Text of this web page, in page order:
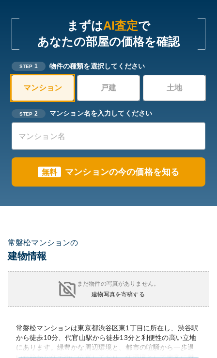
まずはAI査定で
あなたの部屋の価格を確認
STEP 1 物件の種類を選択してください
マンション 戸建 土地
STEP 2 マンション名を入力してください
無料 マンションの今の価格を知る
常磐松マンションの
建物情報
まだ物件の写真がありません。
建物写真を寄稿する
常磐松マンションは東京都渋谷区東1丁目に所在し、渋谷駅
から徒歩10分、代官山駅から徒歩13分と利便性の高い立地
にあります。緑豊かな周辺環境と、都市の喧騒から一歩退